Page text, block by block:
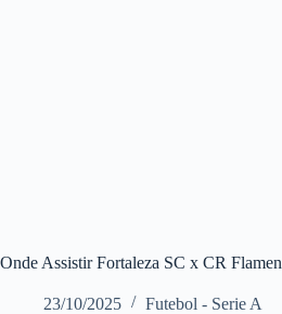
Onde Assistir Fortaleza SC x CR
23/10/2025 Futebol - Serie A